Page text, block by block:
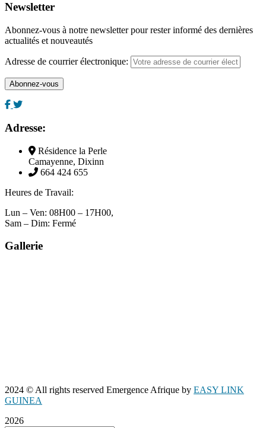
Newsletter
Abonnez-vous à notre newsletter pour rester informé des dernières
actualités et nouveautés
Adresse de courrier électronique:
Adresse:
Résidence la Perle
Camayenne, Dixinn
664 424 655
Heures de Travail:
Lun – Ven: 08H00 – 17H00,
Sam – Dim: Fermé
Gallerie
2024 © All rights reserved Emergence Afrique by EASY LINK
GUINEA
2026